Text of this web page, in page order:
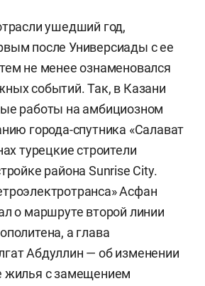
ушедший год,
после Универсиады с ее
не менее ознаменовался
событий. Так, в Казани
работы на амбициозном
города-спутника «Салават
турецкие строители
района Sunrise City.
Асфан
о маршруте второй линии
а глава
Абдуллин — об изменении
жилья с замещением